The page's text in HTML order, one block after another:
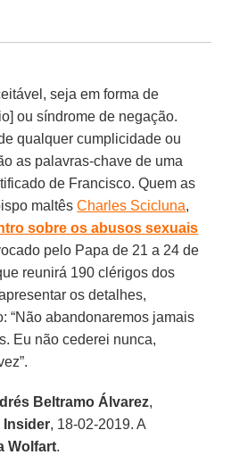
seja em forma de
ou síndrome de negação.
qualquer cumplicidade ou
as palavras-chave de uma
de Francisco. Quem as
maltêsCharles Scicluna,
sobre os abusos sexuais
pelo Papa de 21 a 24 de
reunirá 190 clérigos dos
os detalhes,
“Não abandonaremos jamais
Eu não cederei nunca,
Beltramo Álvarez,
Insider, 18-02-2019. A
Wolfart.